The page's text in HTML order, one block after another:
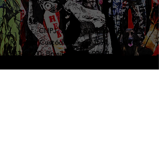
CNPJ:24.112.870/0001-10
R. Benta Custódio Vieira, 1594, Itajaí - SC,
88318-200, Brasil​​Tel:(47) 99641-3321